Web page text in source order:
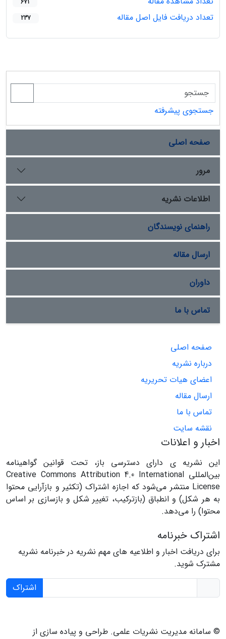
تعداد دریافت فایل اصل مقاله 237
جستجوی پیشرفته
صفحه اصلی
مرور
اطلاعات نشریه
راهنمای نویسندگان
ارسال مقاله
داوران
تماس با ما
صفحه اصلی
درباره نشریه
اعضای هیات تحریریه
ارسال مقاله
تماس با ما
نقشه سایت
اخبار و اعلانات
این نشریه ی دارای دسترسی باز، تحت قوانین گواهینامه
بین‌المللی Creative Commons Attribution 4.0 International
License منتشر می‌شود که اجازه اشتراک (تکثیر و بازآرایی محتوا
به هر شکل) و انطباق (بازترکیب، تغییر شکل و بازسازی بر اساس
محتوا) را می‌دهد.
اشتراک خبرنامه
برای دریافت اخبار و اطلاعیه های مهم نشریه در خبرنامه نشریه
مشترک شوید.
اشتراک
© سامانه مدیریت نشریات علمی. طراحی و پیاده سازی از